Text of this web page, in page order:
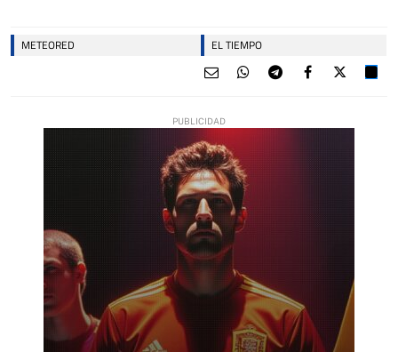
METEORED EL TIEMPO